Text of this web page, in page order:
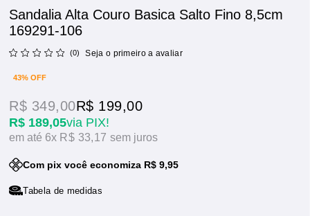
Sandalia Alta Couro Basica Salto Fino 8,5cm
169291-106
(0) Seja o primeiro a avaliar
43% OFF
R$ 189,05via PIX!
R$ 349,00R$ 199,00
6x R$ 33,17sem juros
Com pix você economiza R$ 9,95
Tabela de medidas